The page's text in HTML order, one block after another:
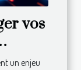
vos
un enjeu